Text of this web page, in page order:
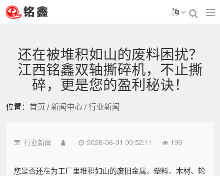
还在被堆积如山的废料困扰？
江西铭鑫双轴撕碎机，不止撕
碎，更是您的盈利秘诀！
位置： 首页 /新闻中心/行业新闻
行业新闻 2026-06-01 00:52:11 196
您是否还在为工厂里堆积如山的废旧金属、塑料、木材、轮